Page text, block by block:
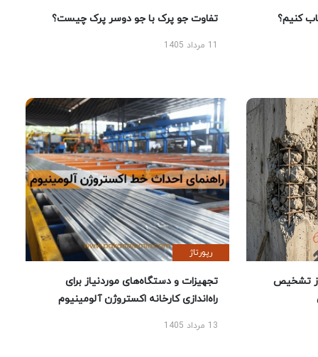
کنیم؟ تفاوت جو پرک با جو دوسر پرک چیست؟
تشخیص
رپورتاژ
تجهیزات و دستگاه‌های موردنیاز برای
راه‌اندازی کارخانه اکستروژن آلومینیوم
13 مرداد 1405